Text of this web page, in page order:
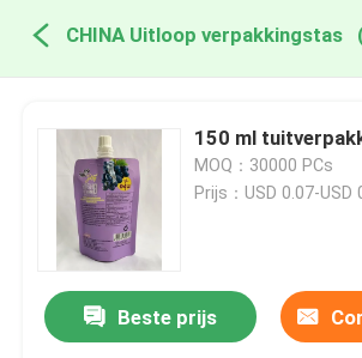
CHINA Uitloop verpakkingstas
150 ml
MOQ：30000 PCs
Prijs：USD 0.07-USD
Beste prijs